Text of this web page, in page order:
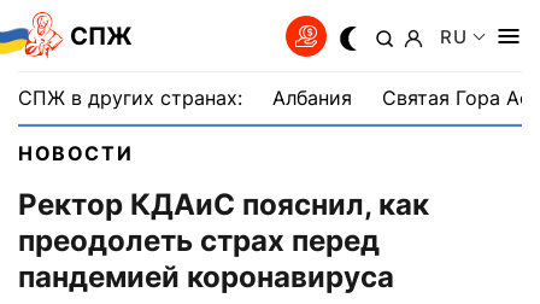
СПЖ RU
СПЖ в других странах: Албания Святая Гора
НОВОСТИ
Ректор КДАиС пояснил, как
преодолеть страх перед
пандемией коронавируса